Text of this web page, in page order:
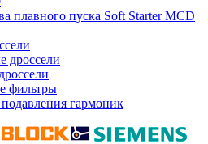
плавного пуска Soft Starter MCD
дроссели
фильтры
гармоник